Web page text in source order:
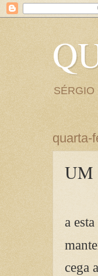
SÉRGIO
quarta-
UM
a
cega